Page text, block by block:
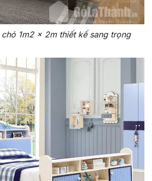
1m2 x 2m thiết kế sang trọng